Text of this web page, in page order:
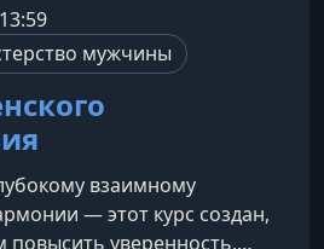
мужчины
взаимному
— этот курс создан,
уверенность,